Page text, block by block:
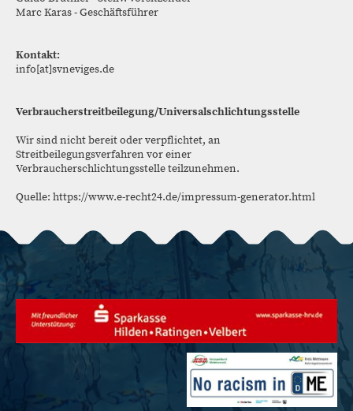
Marc Karas - Geschäftsführer
Kontakt:
info[at]svneviges.de
Verbraucherstreitbeilegung/Universalschlichtungsstelle
Wir sind nicht bereit oder verpflichtet, an
Streitbeilegungsverfahren vor einer
Verbraucherschlichtungsstelle teilzunehmen.
Quelle: https://www.e-recht24.de/impressum-generator.html